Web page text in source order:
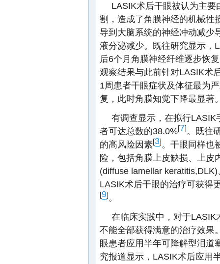
LASIK术后干眼被认为主
割，造成了角膜神经的机械性
导到大脑系统的神经冲动减少
液分泌减少。既往研究显示，
后6个月角膜神经纤维逐步恢
观察结果与此前针对LASIK术
1周患者干眼症状及体征最为
复，此时角膜知觉下降最显著
有调查显示，在拟行
者可达总数的38.0%[7]。既往
的高风险因素[3]。干眼同样也
险，包括角膜上皮缺损、上皮
(diffuse lamellar
LASIK术后干眼的治疗可获得
[9]。
在临床实践中，对于
不能全部获得满意的治疗效果
眼患者应用半年可降解型泪道
究报道显示，LASIK术后应用